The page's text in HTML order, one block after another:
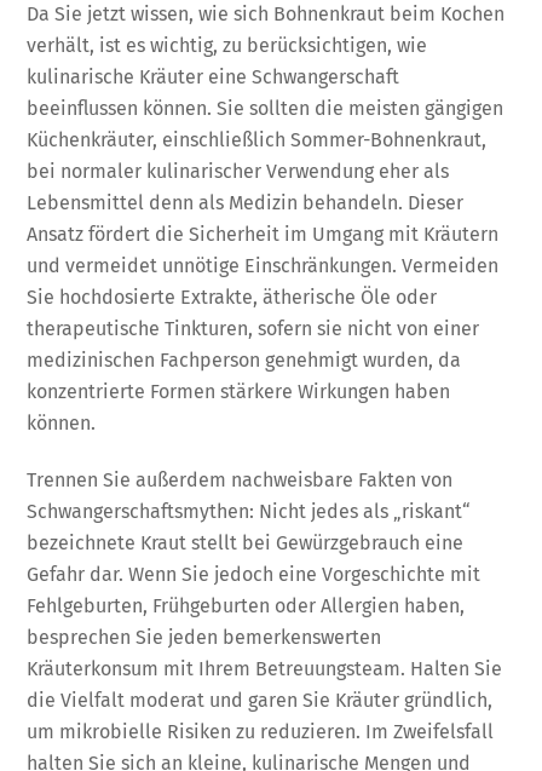
Da Sie jetzt wissen, wie sich Bohnenkraut beim Kochen
verhält, ist es wichtig, zu berücksichtigen, wie
kulinarische Kräuter eine Schwangerschaft
beeinflussen können. Sie sollten die meisten gängigen
Küchenkräuter, einschließlich Sommer-Bohnenkraut,
bei normaler kulinarischer Verwendung eher als
Lebensmittel denn als Medizin behandeln. Dieser
Ansatz fördert die Sicherheit im Umgang mit Kräutern
und vermeidet unnötige Einschränkungen. Vermeiden
Sie hochdosierte Extrakte, ätherische Öle oder
therapeutische Tinkturen, sofern sie nicht von einer
medizinischen Fachperson genehmigt wurden, da
konzentrierte Formen stärkere Wirkungen haben
können.
Trennen Sie außerdem nachweisbare Fakten von
Schwangerschaftsmythen: Nicht jedes als „riskant“
bezeichnete Kraut stellt bei Gewürzgebrauch eine
Gefahr dar. Wenn Sie jedoch eine Vorgeschichte mit
Fehlgeburten, Frühgeburten oder Allergien haben,
besprechen Sie jeden bemerkenswerten
Kräuterkonsum mit Ihrem Betreuungsteam. Halten Sie
die Vielfalt moderat und garen Sie Kräuter gründlich,
um mikrobielle Risiken zu reduzieren. Im Zweifelsfall
halten Sie sich an kleine, kulinarische Mengen und